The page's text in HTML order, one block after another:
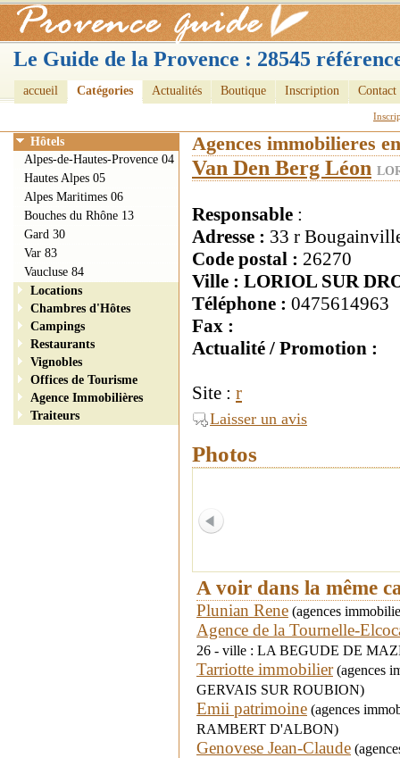
Le Guide de la Provence : 28545
accueil Catégories Actualités Boutique Inscription Contact
Agences immobilieres
Van Den Berg Léon
Responsable :
Adresse : 33 r
Code postal : 26270
Ville : LORIOL SUR
Téléphone : 0475614963
Fax :
Actualité / Promotion :
Site : r
Laisser un avis
Photos
A voir dans la même
Plunian Rene (agences
Agence de la Tournelle-
26 - ville : LA BEGUDE DE
Tarriotte immobilier(agences
GERVAIS SUR ROUBION)
Emii patrimoine (agences
RAMBERT D'ALBON)
Genovese Jean-Claude
Hôtels
Alpes-de-Hautes-Provence 04
Hautes Alpes 05
Alpes Maritimes 06
Bouches du Rhône 13
Gard 30
Var 83
Vaucluse 84
Locations
Chambres d'Hôtes
Campings
Restaurants
Vignobles
Offices de Tourisme
Agence Immobilières
Traiteurs